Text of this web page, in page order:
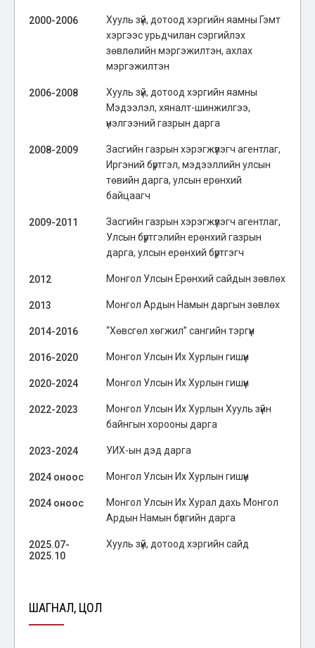
2000-2006
Хууль зүй, дотоод хэргийн яамны Гэмт
хэргээс урьдчилан сэргийлэх
зөвлөлийн мэргэжилтэн, ахлах
мэргэжилтэн
2006-2008
Хууль зүй, дотоод хэргийн яамны
Мэдээлэл, хяналт-шинжилгээ,
үнэлгээний газрын дарга
2008-2009
Засгийн газрын хэрэгжүүлэгч агентлаг,
Иргэний бүртгэл, мэдээллийн улсын
төвийн дарга, улсын ерөнхий
байцаагч
2009-2011
Засгийн газрын хэрэгжүүлэгч агентлаг,
Улсын бүртгэлийн ерөнхий газрын
дарга, улсын ерөнхий бүртгэгч
2012 Монгол Улсын Ерөнхий сайдын зөвлөх
2013 Монгол Ардын Намын даргын зөвлөх
2014-2016 “Хөвсгөл хөгжил” сангийн тэргүүн
2016-2020 Монгол Улсын Их Хурлын гишүүн
2020-2024 Монгол Улсын Их Хурлын гишүүн
2022-2023
Монгол Улсын Их Хурлын Хууль зүйн
байнгын хорооны дарга
2023-2024 УИХ-ын дэд дарга
2024 оноос Монгол Улсын Их Хурлын гишүүн
2024 оноос
Монгол Улсын Их Хурал дахь Монгол
Ардын Намын бүлгийн дарга
2025.07-
2025.10
Хууль зүй, дотоод хэргийн сайд
ШАГНАЛ, ЦОЛ